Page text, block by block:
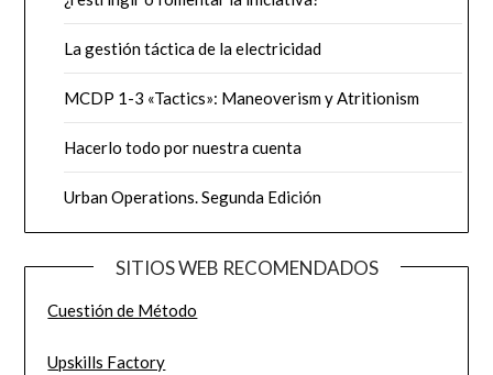
La gestión táctica de la electricidad
MCDP 1-3 «Tactics»: Maneoverism y Atritionism
Hacerlo todo por nuestra cuenta
Urban Operations. Segunda Edición
SITIOS WEB RECOMENDADOS
Cuestión de Método
Upskills Factory